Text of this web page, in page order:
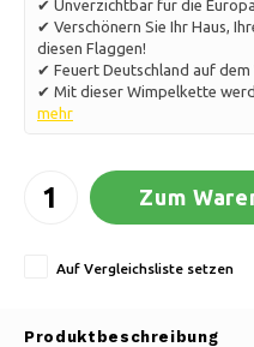
✔ Unverzichtbar für die
✔ Verschönern Sie Ihr Haus,
diesen Flaggen!
✔ Feuert Deutschland auf
✔ Mit dieser Wimpelkette
mehr
Zum
Auf Vergleichsliste setzen
Produktbeschreibung